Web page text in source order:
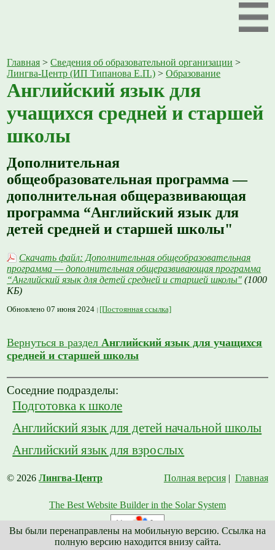
Главная >Сведения об образовательной организации >
Лингва-Центр (ИП Типанова Е.П.) >Образование
Английский язык для
учащихся средней и старшей
школы
Дополнительная
общеобразовательная программа —
дополнительная общеразвивающая
программа “Английский язык для
детей средней и старшей школы"
Скачать файл: Дополнительная общеобразовательная
программа — дополнительная общеразвивающая программа
“Английский язык для детей средней и старшей школы" (1000
КБ)
Обновлено 07 июня 2024 [Постоянная ссылка]
Вернуться в разделАнглийский язык для учащихся
средней и старшей школы
Соседние подразделы:
Подготовка к школе
Английский язык для детей начальной школы
Английский язык для взрослых
© 2026Лингва-Центр Полная версия| Главная
Вы были перенаправлены на мобильную версию. Ссылка на
полную версию находится внизу сайта.
The Best Website Builder in the Solar System